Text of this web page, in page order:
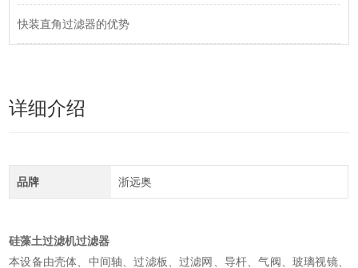
快装直角过滤器的优势
详细介绍
品牌 浙远奥
硅藻土过滤机过滤器
本设备由壳体、中间轴、过滤板、过滤网、导杆、气阀、玻璃视镜、